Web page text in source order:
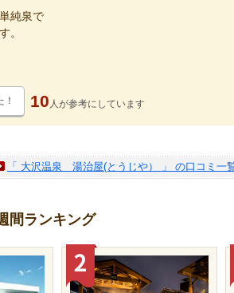
純泉で
。
10 人が参考にしています
「 大沢温泉 湯治屋(とうじや） 」 の口コミ一
間ランキング